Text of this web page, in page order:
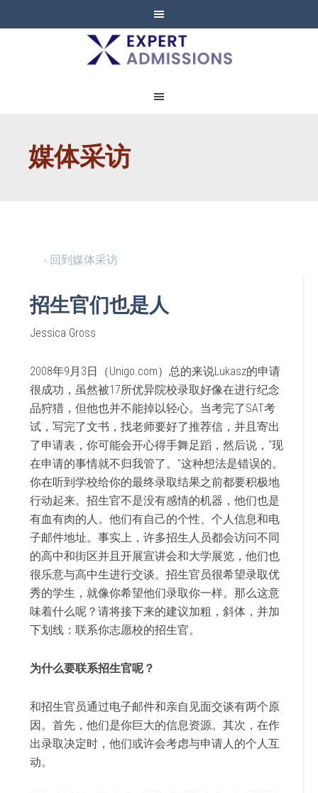
EXPERT
ADMISSIONS
媒体采访
‹ 回到媒体采访
招生官们也是人
Jessica Gross
2008年9月3日（Unigo.com）总的来说Lukasz的申请
很成功，虽然被17所优异院校录取好像在进行纪念
品狩猎，但他也并不能掉以轻心。当考完了SAT考
试，写完了文书，找老师要好了推荐信，并且寄出
了申请表，你可能会开心得手舞足蹈，然后说，“现
在申请的事情就不归我管了。”这种想法是错误的。
你在听到学校给你的最终录取结果之前都要积极地
行动起来。招生官不是没有感情的机器，他们也是
有血有肉的人。他们有自己的个性、个人信息和电
子邮件地址。事实上，许多招生人员都会访问不同
的高中和街区并且开展宣讲会和大学展览，他们也
很乐意与高中生进行交谈。招生官员很希望录取优
秀的学生，就像你希望他们录取你一样。那么这意
味着什么呢？请将接下来的建议加粗，斜体，并加
下划线：联系你志愿校的招生官。
为什么要联系招生官呢？
和招生官员通过电子邮件和亲自见面交谈有两个原
因。首先，他们是你巨大的信息资源。其次，在作
出录取决定时，他们或许会考虑与申请人的个人互
动。